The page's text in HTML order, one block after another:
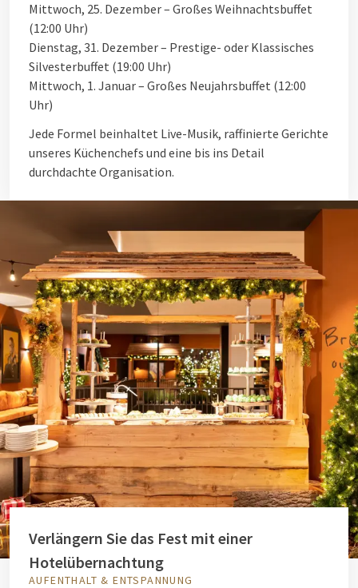
Mittwoch, 25. Dezember – Großes Weihnachtsbuffet
(12:00 Uhr)
Dienstag, 31. Dezember – Prestige- oder Klassisches
Silvesterbuffet (19:00 Uhr)
Mittwoch, 1. Januar – Großes Neujahrsbuffet (12:00
Uhr)
Jede Formel beinhaltet Live-Musik, raffinierte Gerichte
unseres Küchenchefs und eine bis ins Detail
durchdachte Organisation.
Verlängern Sie das Fest mit einer
Hotelübernachtung
AUFENTHALT & ENTSPANNUNG